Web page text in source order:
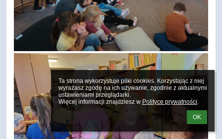
Ta strona wykorzystuje pliki cookies. Korzystając z niej
wyrażasz zgodę na ich używanie, zgodnie z aktualnymi
ustawieniami przeglądarki.
Więcej informacji znajdziesz w Polityce prywatności.
OK